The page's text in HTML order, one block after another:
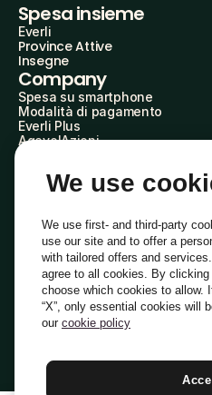
Spesa insieme
Everli
Province Attive
Insegne
Company
Spesa su smartphone
Modalità di pagamento
Everli Plus
AgevolAzioni
Everli Shoppers
Scopri chi siamo
Domande frequenti
Lavora con noi
Diventa Shopper
Investitori
PrivacyCookie
Termini e
We use
We use first- and third-party
use our site and to offer a
with tailored offers and
agree to all cookies. By clicking
choose which cookies to allow.
“X”, only essential cookies will
our cookie policy